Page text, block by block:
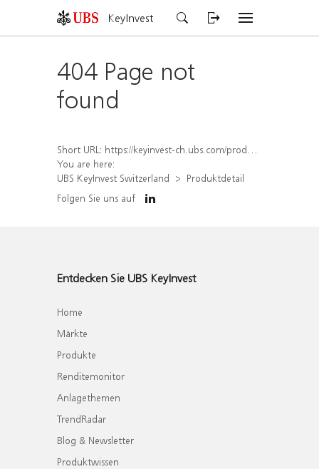
KeyInvest
404 Page not
found
Short URL: https://keyinvest-ch.ubs.com/produkt/detail/index/isin/CH1578823887
You are here:
UBS KeyInvest Switzerland
Produktdetail
Folgen Sie uns auf
Entdecken Sie UBS KeyInvest
Home
Märkte
Produkte
Renditemonitor
Anlagethemen
TrendRadar
Blog & Newsletter
Produktwissen